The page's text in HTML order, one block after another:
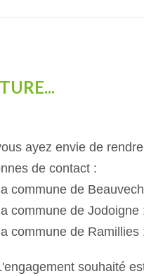
ayez envie de
de contact :
commune de
commune de
commune de
souhaité